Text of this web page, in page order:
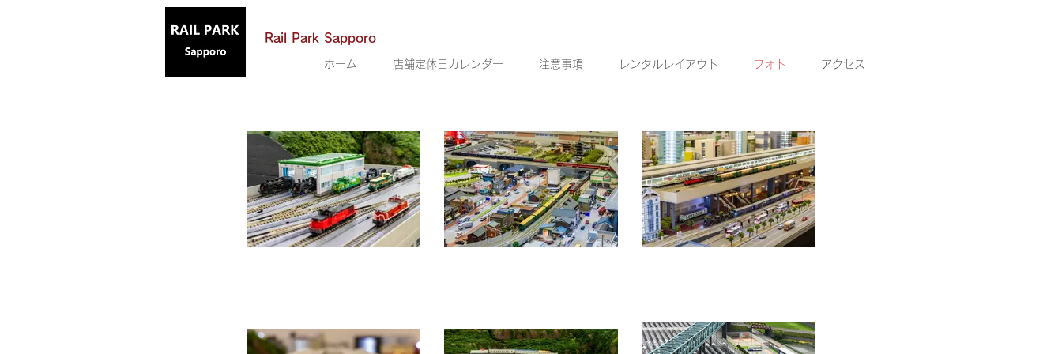
Rail Park Sapporo
ホーム 店舗定休日カレンダー 注意事項 レンタルレイアウト フォト アクセス